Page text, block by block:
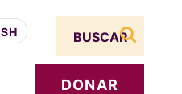
DONAR
Search term
buscar